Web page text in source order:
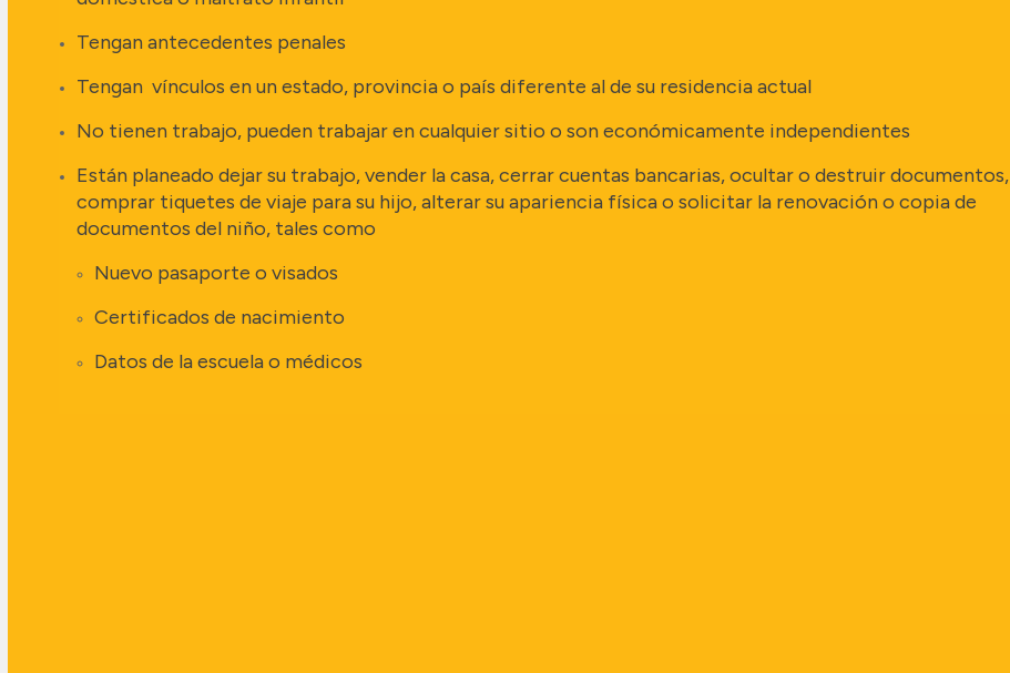
Tengan antecedentes penales
Tengan vínculos en un estado, provincia o país diferente al de su residencia actual
No tienen trabajo, pueden trabajar en cualquier sitio o son económicamente independientes
Están planeado dejar su trabajo, vender la casa, cerrar cuentas bancarias, ocultar o destruir documentos,
comprar tiquetes de viaje para su hijo, alterar su apariencia física o solicitar la renovación o copia de
documentos del niño, tales como
Nuevo pasaporte o visados
Certificados de nacimiento
Datos de la escuela o médicos